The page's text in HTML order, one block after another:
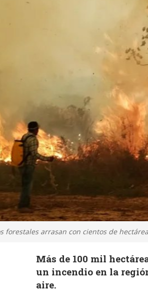
forestales arrasan con cientos de
Más de 100 mil
un incendio en la
aire.